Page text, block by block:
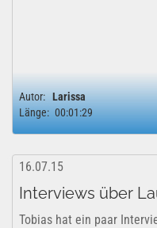
Autor: Larissa
Länge: 00:01:29
16.07.15
Interviews über
Tobias hat ein paar